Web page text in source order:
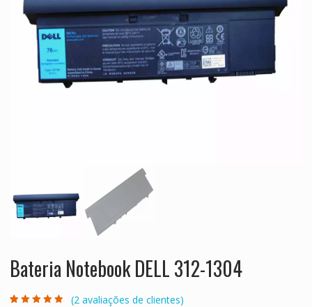
Bateria Notebook DELL 312-1304
(2avaliações de clientes)